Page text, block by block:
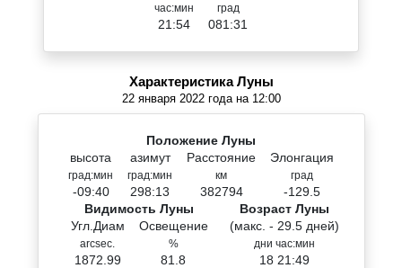
час:мин
21:54
град
081:31
Характеристика Луны
22 января 2022 года на 12:00
Положение Луны
высота
град:мин
-09:40
азимут
град:мин
298:13
Расстояние
км
382794
Элонгация
град
-129.5
Видимость Луны
Угл.Диам
arcsec.
1872.99
Освещение
%
81.8
Возраст Луны
(макс. - 29.5 дней)
дни час:мин
18 21:49